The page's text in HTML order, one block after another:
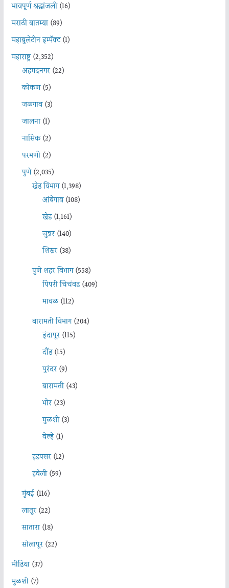
भावपूर्ण श्रद्धांजली(16)
मराठी बातम्या(89)
महाबुलेटीन इम्पॅक्ट(1)
महाराष्ट्र(2,352)
अहमदनगर(22)
कोकण(5)
जळगाव(3)
जालना(1)
नासिक(2)
परभणी(2)
पुणे(2,035)
खेड विभाग(1,398)
आंबेगाव(108)
खेड(1,161)
जुन्नर(140)
शिरूर(38)
पुणे शहर विभाग(558)
पिंपरी चिचंवड(409)
मावळ(112)
बारामती विभाग(204)
इंदापूर(115)
दौंड(15)
पुरंदर(9)
बारामती(43)
भोर(23)
मुळशी(3)
वेल्हे(1)
हडपसर(12)
हवेली(59)
मुंबई(116)
लातूर(22)
सातारा(18)
सोलापूर(22)
मीडिया(37)
मुळशी(7)